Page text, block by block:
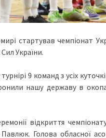
стартував чемпіонат
України.
9 команд з усіх
нашу державу в
відкриття
Голова обласної